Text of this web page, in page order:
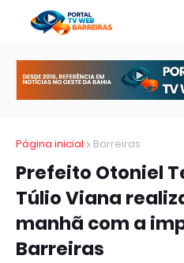
Página inicial Barreiras
Prefeito Otoniel
Túlio Viana
manhã com a
Barreiras